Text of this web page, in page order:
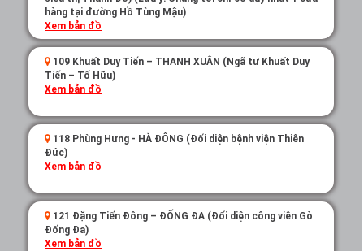
hàng tại đường Hồ Tùng Mậu)
Xem bản đồ
109 Khuất Duy Tiến – THANH XUÂN (Ngã tư Khuất Duy
Tiến – Tố Hữu)
Xem bản đồ
118 Phùng Hưng - HÀ ĐÔNG (Đối diện bệnh viện Thiên
Đức)
Xem bản đồ
121 Đặng Tiến Đông – ĐỐNG ĐA (Đối diện công viên Gò
Đống Đa)
Xem bản đồ